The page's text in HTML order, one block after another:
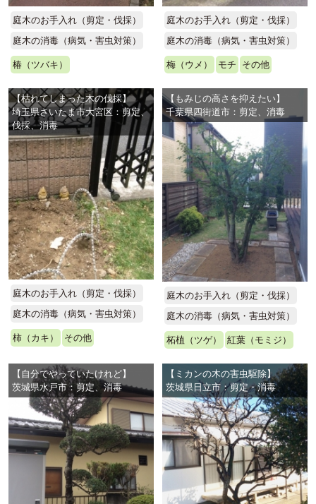
庭木のお手入れ（剪定・伐採）
庭木の消毒（病気・害虫対策）
椿（ツバキ）
庭木のお手入れ（剪定・伐採）
庭木の消毒（病気・害虫対策）
梅（ウメ） モチ その他
【枯れてしまった木の伐採】
埼玉県さいたま市大宮区：剪定、
伐採、消毒
庭木のお手入れ（剪定・伐採）
庭木の消毒（病気・害虫対策）
柿（カキ） その他
【もみじの高さを抑えたい】
千葉県四街道市：剪定、消毒
庭木のお手入れ（剪定・伐採）
庭木の消毒（病気・害虫対策）
柘植（ツゲ） 紅葉（モミジ）
【自分でやっていたけれど】
茨城県水戸市：剪定、消毒
【ミカンの木の害虫駆除】
茨城県日立市：剪定・消毒